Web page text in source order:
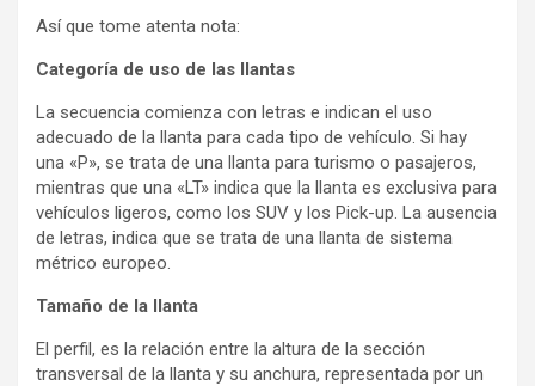
Así que tome atenta nota:
Categoría de uso de las llantas
La secuencia comienza con letras e indican el uso
adecuado de la llanta para cada tipo de vehículo. Si hay
una «P», se trata de una llanta para turismo o pasajeros,
mientras que una «LT» indica que la llanta es exclusiva para
vehículos ligeros, como los SUV y los Pick-up. La ausencia
de letras, indica que se trata de una llanta de sistema
métrico europeo.
Tamaño de la llanta
El perfil, es la relación entre la altura de la sección
transversal de la llanta y su anchura, representada por un